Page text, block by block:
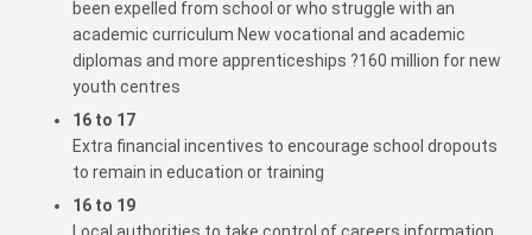
been expelled from school or who struggle with an
academic curriculum New vocational and academic
diplomas and more apprenticeships ?160 million for new
youth centres
16 to 17
Extra financial incentives to encourage school dropouts
to remain in education or training
16 to 19